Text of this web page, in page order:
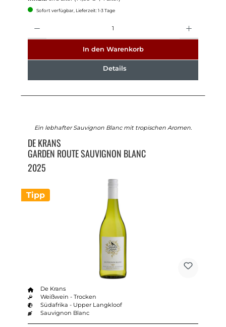
Sofort verfügbar, Lieferzeit: 1-3 Tage
In den Warenkorb
Details
Tipp
Ein lebhafter Sauvignon Blanc mit tropischen Aromen.
DE KRANS
GARDEN ROUTE SAUVIGNON BLANC
2025
De Krans
Weißwein - Trocken
Südafrika - Upper Langkloof
Sauvignon Blanc